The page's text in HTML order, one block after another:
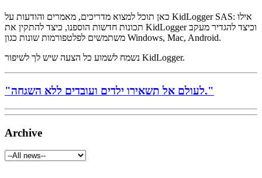
כאן תוכל למצוא מדריכים, מאמרים והודעות על KidLogger SAS: אילו
תכונות חדשות הוספנו, כיצד להתקין את KidLogger וכיצד להגדיר מעקב
משתמשים לפלטפורמות שונות כגון Windows, Mac, Android.
נשמח לשמוע כל הצעה שיש לך לשיפור KidLogger.
"לעולם אל תשאירו ילדים ועובדים ללא השגחה."
Archive